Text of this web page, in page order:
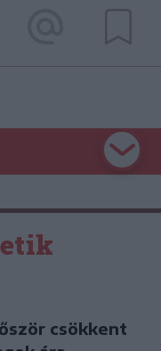
csökkent